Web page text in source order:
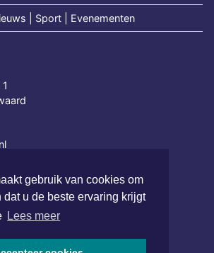
gebruik van cookies om
dat u de beste ervaring krijgt
Lees meer
| Sport | Evenementen